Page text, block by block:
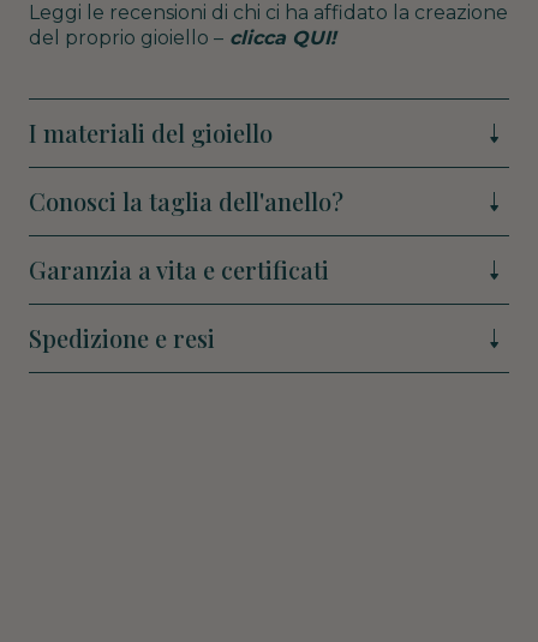
Leggi le recensioni di chi ci ha affidato la creazione
del proprio gioiello – clicca QUI!
I materiali del gioiello
Conosci la taglia dell'anello?
Garanzia a vita e certificati
Spedizione e resi